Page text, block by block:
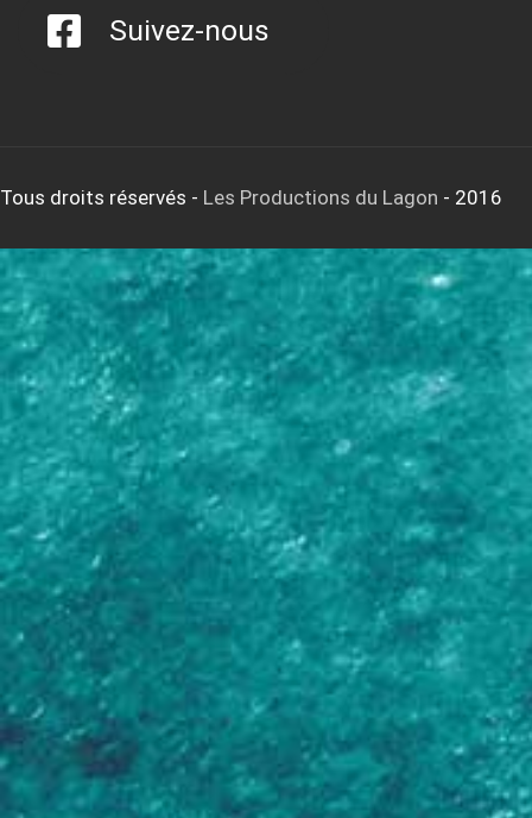
Suivez-nous
Tous droits réservés - Les Productions du Lagon - 2016